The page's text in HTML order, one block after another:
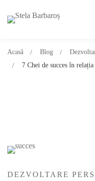
Acasă Blog
7 Chei de succes în
DEZVOLTARE